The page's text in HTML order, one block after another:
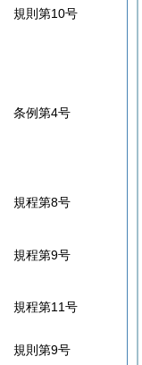
規則第10号
条例第4号
規程第8号
規程第9号
規程第11号
規則第9号